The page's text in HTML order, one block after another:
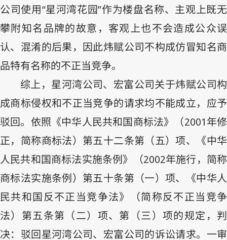
公司使用“星河湾花园”作为楼盘名称、主观上既无
攀附知名品牌的故意，客观上也不会造成公众误
认、混淆的后果，因此炜赋公司不构成仿冒知名商
品特有名称的不正当竞争。
综上，星河湾公司、宏富公司关于炜赋公司构
成商标侵权和不正当竞争的请求均不能成立，应予
驳回。依照《中华人民共和国商标法》（2001年修
正，简称商标法）第五十二条第（五）项、《中华
人民共和国商标法实施条例》（2002年施行，简称
商标法实施条例）第五十条第（一）项、《中华人
民共和国反不正当竞争法》（简称反不正当竞争
法）第五条第（二）项、第（三）项的规定，判
决：驳回星河湾公司、宏富公司的诉讼请求。一审